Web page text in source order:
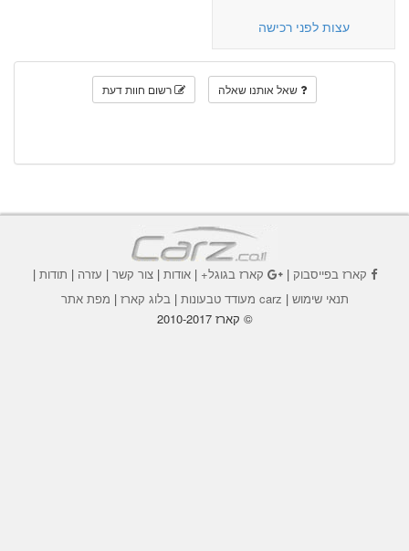
עצות לפני רכישה
שאל אותנו שאלה רשום חוות דעת
קארז בפייסבוק| קארז בגוגל+|אודות |צור קשר | עזרה | תודות |
תנאי שימוש | carz מעודד טבעונות | בלוג קארז | מפת אתר
© קארז 2010-2017